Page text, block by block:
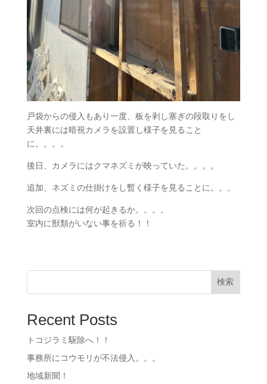
戸袋からの侵入もあり一度、板を剥し塞ぎの段取りをし
天井裏には暗視カメラを設置し様子を見ること
に。。。。
後日、カメラにはクマネズミが映っていた。。。。
追加、ネズミの仕掛けをし暫く様子を見ることに。。。
次回の点検には何が起きるか。。。。
室内に獣類がいない事を祈る！！
検索
Recent Posts
トコジラミ駆除へ！！
事務所にコウモリが不法侵入。。。
地域新聞！